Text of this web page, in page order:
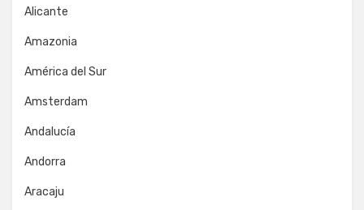
Alicante
Amazonia
América del Sur
Amsterdam
Andalucía
Andorra
Aracaju